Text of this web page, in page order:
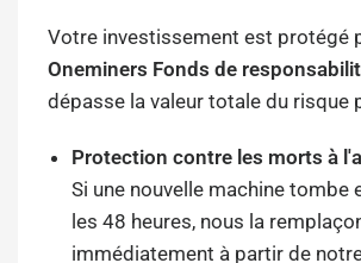
Votre investissement est protégé
Oneminers Fonds de
dépasse la valeur totale du risque
Protection contre les morts à
Si une nouvelle machine tombe
les 48 heures, nous la
immédiatement à partir de